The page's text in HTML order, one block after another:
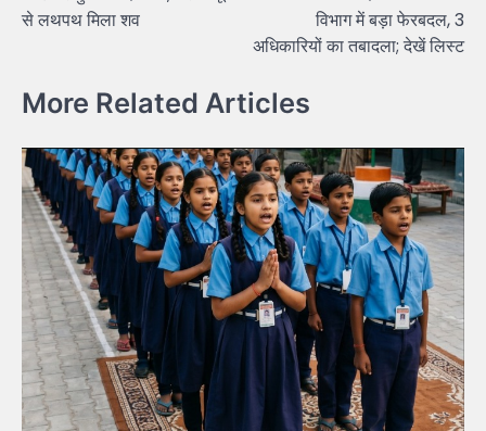
से लथपथ मिला शव
विभाग में बड़ा फेरबदल, 3
अधिकारियों का तबादला; देखें लिस्ट
More Related Articles